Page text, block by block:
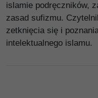
islamie podręczników,
zasad sufizmu.
zetknięcia się i
intelektualnego islamu.